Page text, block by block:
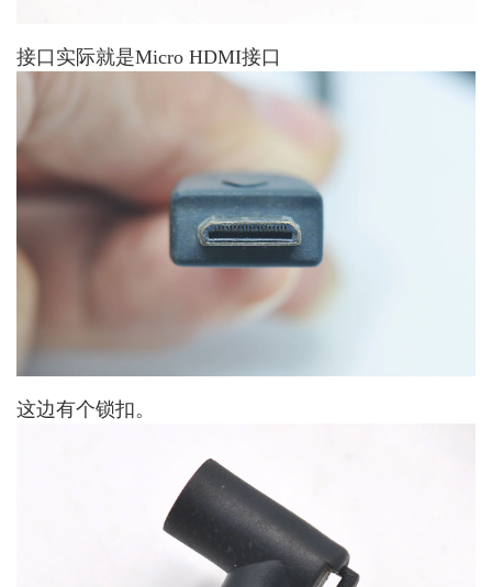
接口实际就是Micro HDMI接口
这边有个锁扣。